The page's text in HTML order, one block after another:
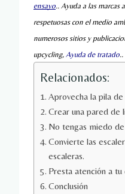
ensayo.. Ayuda a las marcas
respetuosas con el medio
numerosos sitios y
upcycling, Ayuda de tratado..
Relacionados:
Aprovecha la pila de
Crear una pared de
No tengas miedo
Convierte las
escaleras.
Presta atención a tu
Conclusión